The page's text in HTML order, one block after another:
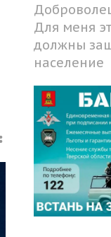
Share
post
Для меня
должны
население